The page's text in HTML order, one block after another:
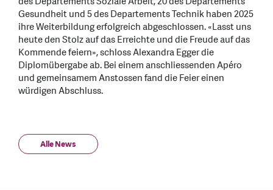
Gesundheit und 5 des Departements Technik haben 2025
ihre Weiterbildung erfolgreich abgeschlossen. «Lasst uns
heute den Stolz auf das Erreichte und die Freude auf das
Kommende feiern», schloss Alexandra Egger die
Diplomübergabe ab. Bei einem anschliessenden Apéro
und gemeinsamem Anstossen fand die Feier einen
würdigen Abschluss.
Alle News